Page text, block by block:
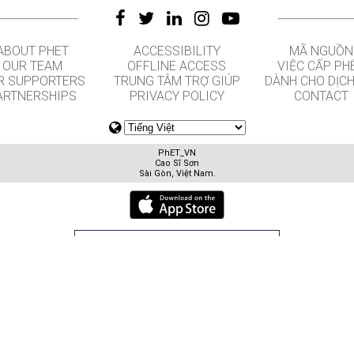
PHET
OUR TEAM
SUPPORTERS
ACCESSIBILITY
OFFLINE ACCESS
TRUNG TÂM TRỢ GIÚP
PRIVACY POLICY
MÃ NGUỒN
VIỆC CẤP
DÀNH CHO
CONTACT
PhET_VN
Cao Sĩ Sơn
Sài Gòn, Việt Nam.